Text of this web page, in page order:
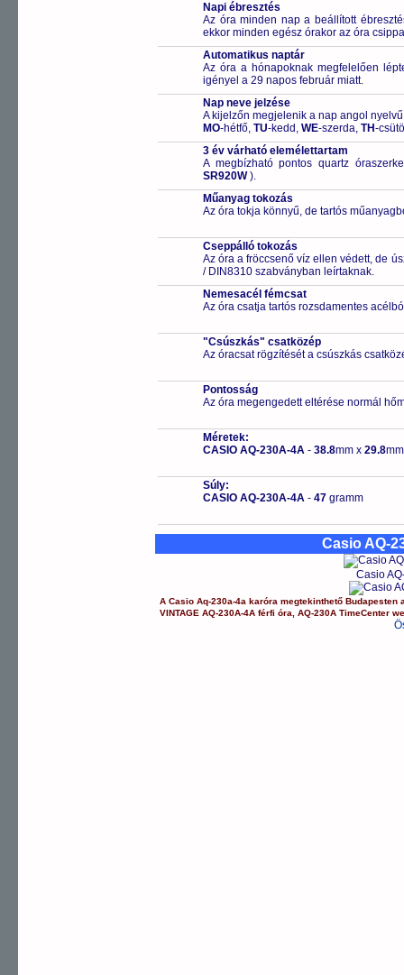
Napi ébresztés
Az óra minden nap a beállított
ekkor minden egész órakor az óra
Automatikus naptár
Az óra a hónapoknak megfelelően
igényel a 29 napos február miatt.
Nap neve jelzése
A kijelzőn megjelenik a nap angol
MO-hétfő, TU-kedd, WE-szerda, TH-
3 év várható elemélettartam
A megbízható pontos quartz
SR920W).
Műanyag tokozás
Az óra tokja könnyű, de tartós
Cseppálló tokozás
Az óra a fröccsenő víz ellen védett, de
/ DIN8310 szabványban leírtaknak.
Nemesacél fémcsat
Az óra csatja tartós rozsdamentes
"Csúszkás" csatközép
Az óracsat rögzítését a csúszkás
Pontosság
Az óra megengedett eltérése normál
Méretek:
CASIO AQ-230A-4A - 38.8mm x 29.8
Súly:
CASIO AQ-230A-4A - 47 gramm
Casio AQ-
Casio
ACasio Aq-230a-4a karóra megtekinthető Budapesten
VINTAGE AQ-230A-4A férfi óra ,AQ-230A TimeCenter